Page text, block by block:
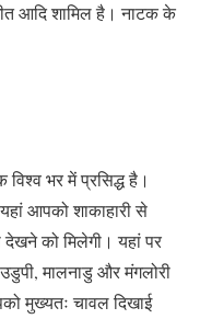
आदि शामिल है। नाटक के
भर में प्रसिद्ध है।
आपको शाकाहारी से
को मिलेगी। यहां पर
मालनाडु और मंगलोरी
मुख्यतः चावल दिखाई